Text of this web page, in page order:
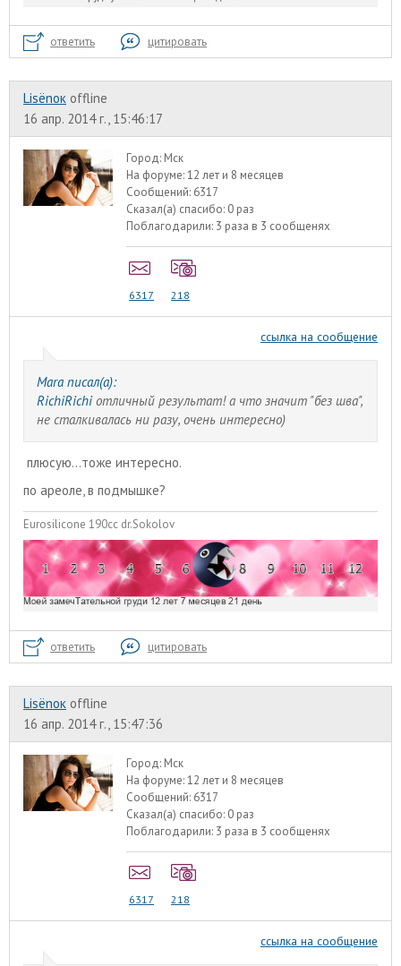
ответить цитировать
Lisёnок offline
16 апр. 2014 г., 15:46:17
Город: Мск
На форуме:12 лет и 8 месяцев
Сообщений: 6317
Сказал(а) спасибо: 0 раз
Поблагодарили: 3 раза в 3 сообщенях
6317 218
ссылка на сообщение
Mara писал(а):
RichiRichiотличный результат! а что значит "без шва",
не сталкивалась ни разу, очень интересно)
плюсую...тоже интересно.
по ареоле, в подмышке?
Eurosilicone 190cc dr.Sokolov
ответить цитировать
Lisёnок offline
16 апр. 2014 г., 15:47:36
Город: Мск
На форуме:12 лет и 8 месяцев
Сообщений: 6317
Сказал(а) спасибо: 0 раз
Поблагодарили: 3 раза в 3 сообщенях
6317 218
ссылка на сообщение